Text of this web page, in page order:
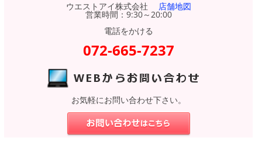
ウエストアイ株式会社 店舗地図
営業時間：9:30～20:00
電話をかける
072-665-7237
お気軽にお問い合わせ下さい。